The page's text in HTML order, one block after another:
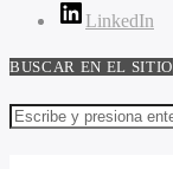
LinkedIn
BUSCAR EN EL SITIO